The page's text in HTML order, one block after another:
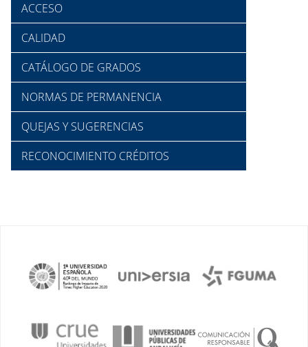
ACCESO
CALIDAD
CATÁLOGO DE GRADOS
NORMAS DE PERMANENCIA
QUEJAS Y SUGERENCIAS
RECONOCIMIENTO CRÉDITOS